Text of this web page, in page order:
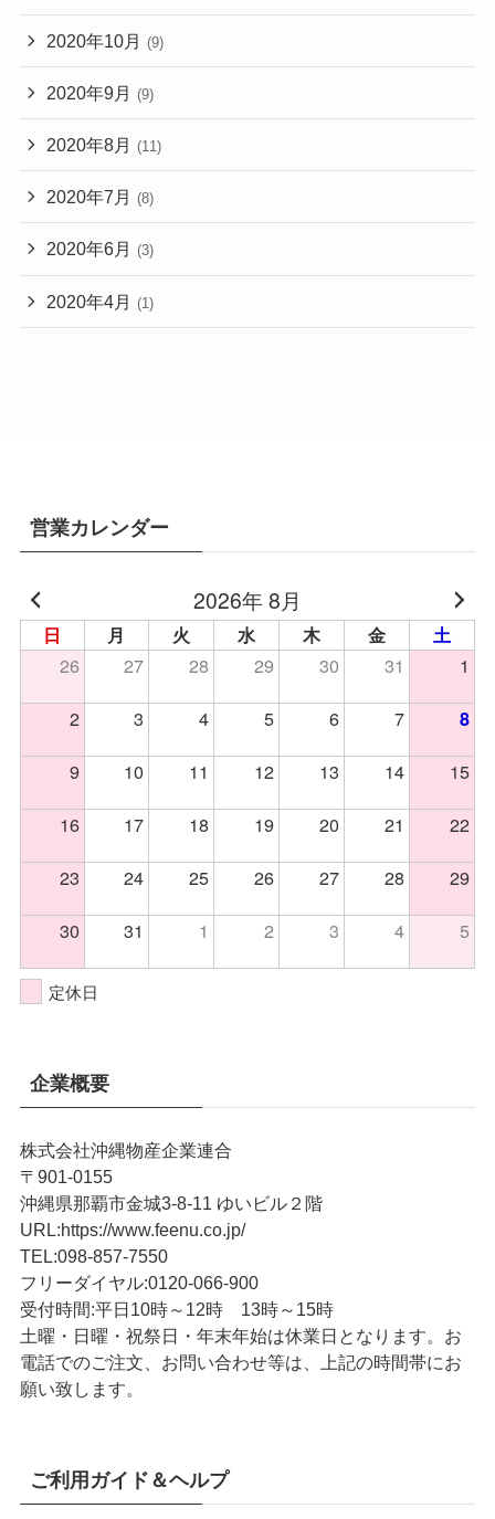
2020年10月 (9)
2020年9月 (9)
2020年8月 (11)
2020年7月 (8)
2020年6月 (3)
2020年4月 (1)
営業カレンダー
2026年 8月
日 月 火 水 木 金 土
26 27 28 29 30 31
1
2
3 4 5 6 7 8
9 10 11 12 13 14
15
16
17 18 19 20 21
22
23
24 25 26 27 28
29
30
31 1 2 3 4 5
定休日
企業概要
株式会社沖縄物産企業連合
〒901-0155
沖縄県那覇市金城3-8-11 ゆいビル２階
URL:https://www.feenu.co.jp/
TEL:098-857-7550
フリーダイヤル:0120-066-900
受付時間:平日10時～12時 13時～15時
土曜・日曜・祝祭日・年末年始は休業日となります。お
電話でのご注文、お問い合わせ等は、上記の時間帯にお
願い致します。
ご利用ガイド＆ヘルプ